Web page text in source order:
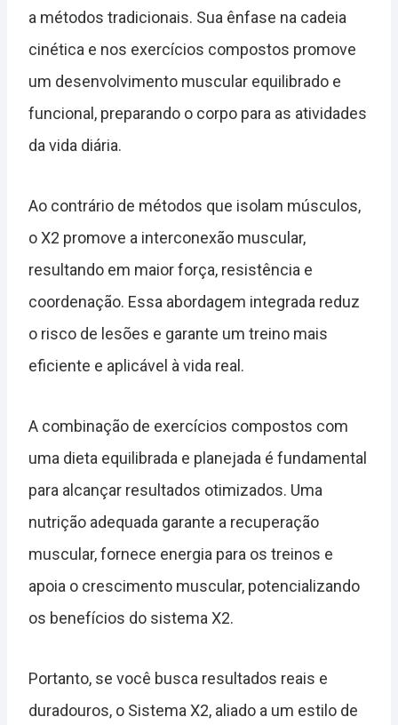
a métodos tradicionais. Sua ênfase na cadeia
cinética e nos exercícios compostos promove
um desenvolvimento muscular equilibrado e
funcional, preparando o corpo para as atividades
da vida diária.
Ao contrário de métodos que isolam músculos,
o X2 promove a interconexão muscular,
resultando em maior força, resistência e
coordenação. Essa abordagem integrada reduz
o risco de lesões e garante um treino mais
eficiente e aplicável à vida real.
A combinação de exercícios compostos com
uma dieta equilibrada e planejada é fundamental
para alcançar resultados otimizados. Uma
nutrição adequada garante a recuperação
muscular, fornece energia para os treinos e
apoia o crescimento muscular, potencializando
os benefícios do sistema X2.
Portanto, se você busca resultados reais e
duradouros, o Sistema X2, aliado a um estilo de